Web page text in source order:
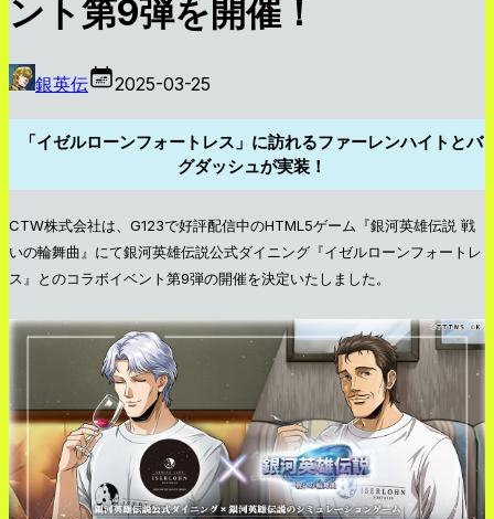
ント第9弾を開催！
銀英伝 2025-03-25
「イゼルローンフォートレス」に訪れるファーレンハイトとバ
グダッシュが実装！
CTW株式会社は、G123で好評配信中のHTML5ゲーム『銀河英雄伝説 戦
いの輪舞曲』にて銀河英雄伝説公式ダイニング『イゼルローンフォートレ
ス』とのコラボイベント第9弾の開催を決定いたしました。